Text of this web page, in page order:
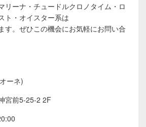
リーナ・チュードルクロノタイム・ロ
ト・オイスター系は
。 ぜひこの機会にお気軽にお問い合
ーネ)
宮前5-25-2 2F